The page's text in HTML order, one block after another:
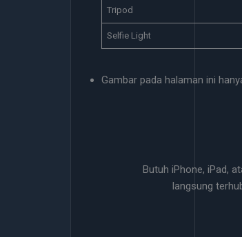
Tripod
Selfie Light
Gambar pada halaman ini
Butuh iPhone, iPad,
langsung